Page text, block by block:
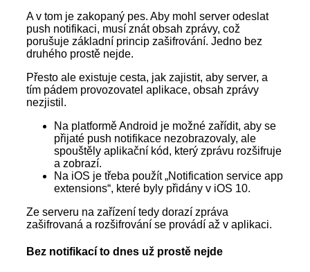
A v tom je zakopaný pes. Aby mohl server odeslat
push notifikaci, musí znát obsah zprávy, což
porušuje základní princip zašifrování. Jedno bez
druhého prostě nejde.
Přesto ale existuje cesta, jak zajistit, aby server, a
tím pádem provozovatel aplikace, obsah zprávy
nezjistil.
Na platformě Android je možné zařídit, aby se
přijaté push notifikace nezobrazovaly, ale
spouštěly aplikační kód, který zprávu rozšifruje
a zobrazí.
Na iOS je třeba použít „Notification service app
extensions“, které byly přidány v iOS 10.
Ze serveru na zařízení tedy dorazí zpráva
zašifrovaná a rozšifrování se provádí až v aplikaci.
Bez notifikací to dnes už prostě nejde